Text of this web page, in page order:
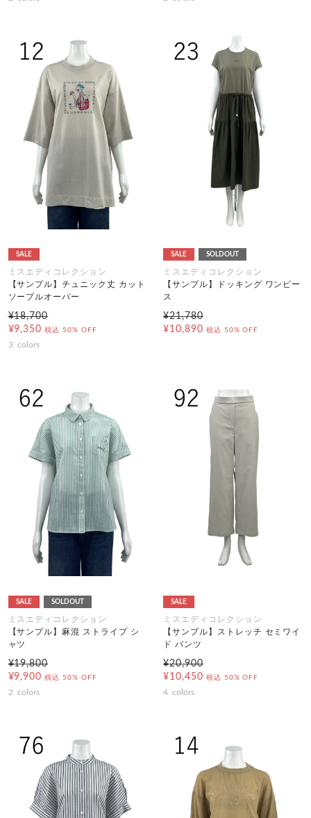
SALE
ミスエディコレクション
【サンプル】チュニック丈 カット
ソープルオーバー
¥18,700
¥9,350 税込 50% OFF
3 colors
SALE SOLDOUT
ミスエディコレクション
【サンプル】ドッキング ワンピー
ス
¥21,780
¥10,890 税込 50% OFF
SALE SOLDOUT
ミスエディコレクション
【サンプル】麻混 ストライプ シ
ャツ
¥19,800
¥9,900 税込 50% OFF
2 colors
SALE
ミスエディコレクション
【サンプル】ストレッチ セミワイ
ド パンツ
¥20,900
¥10,450 税込 50% OFF
4 colors